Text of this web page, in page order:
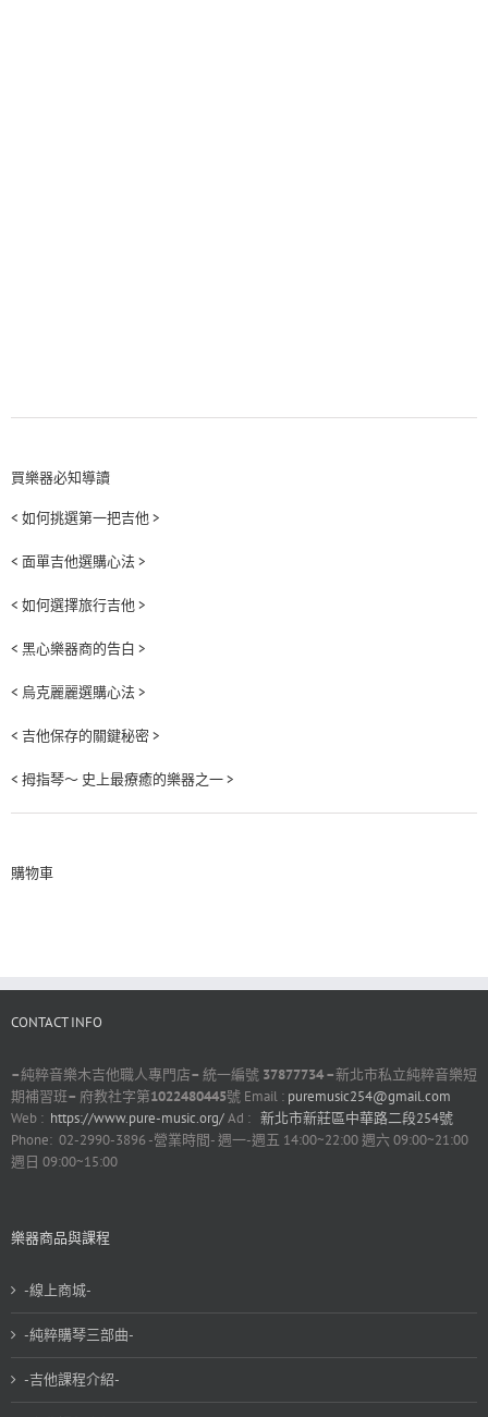
買樂器必知導讀
< 如何挑選第一把吉他 >
< 面單吉他選購心法 >
< 如何選擇旅行吉他 >
< 黑心樂器商的告白 >
< 烏克麗麗選購心法 >
< 吉他保存的關鍵秘密 >
< 拇指琴～ 史上最療癒的樂器之一 >
購物車
CONTACT INFO
–純粹音樂木吉他職人專門店– 統一編號 37877734 –新北市私立純粹音樂短
期補習班– 府教社字第1022480445號 Email : puremusic254@gmail.com
Web : https://www.pure-music.org/Ad : 新北市新莊區中華路二段254號
Phone: 02-2990-3896 -營業時間- 週一-週五 14:00~22:00 週六 09:00~21:00
週日 09:00~15:00
樂器商品與課程
-線上商城-
-純粹購琴三部曲-
-吉他課程介紹-